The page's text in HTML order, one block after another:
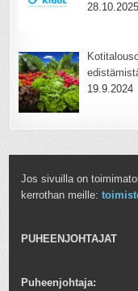
28.10.2025
19.9.2024
Jos sivuilla on
kerrothan meille:
PUHEENJOHTAJAT
Puheenjohtaja: